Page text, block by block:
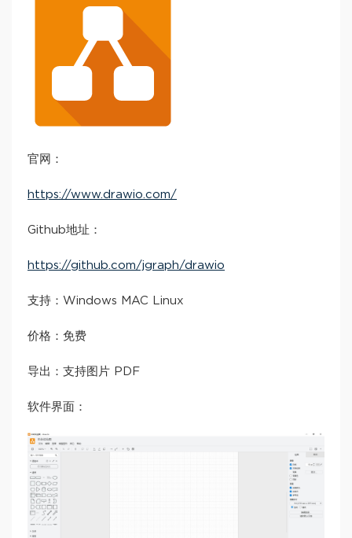
官网：
https://www.drawio.com/
Github地址：
https://github.com/jgraph/drawio
支持：Windows MAC Linux
价格：免费
导出：支持图片 PDF
软件界面：